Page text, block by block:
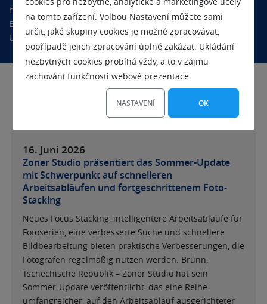
na tomto zařízení. Volbou Nastavení můžete sami
určit, jaké skupiny cookies je možné zpracovávat,
popřípadě jejich zpracování úplně zakázat. Ukládání
nezbytných cookies probíhá vždy, a to v zájmu
zachování funkčnosti webové prezentace.
NASTAVENÍ OK
haben wir insgesamt in der Firma. Sie kümmern sich um die
Entwicklung, das Marketing, den Handel und die
Unterstützung.
HIER FINDEN SIE DIE GRUNDLEGENDSTEN:
16. Juni 2026
Zoner Studio präsentiert das Sommer-Update
mit Schwerpunkt auf schnelleren
Arbeitsabläufen und fortgeschrittenem Foto-
Stacking
Neues Focus Stacking, intelligentere Arbeitsabläufe für
Fotoserien, eine verbesserte Suche und schnellere
Bildbearbeitung bieten praktische Verbesserungen, die
Fotografen regelmäßig nutzen werden. Brünn,
Tschechische Republik – Zoner Studio hat sein
Sommer-Update veröffentlicht, das eine Reihe
umfangreicher, auf den Arbeitsablauf ausgerichteter